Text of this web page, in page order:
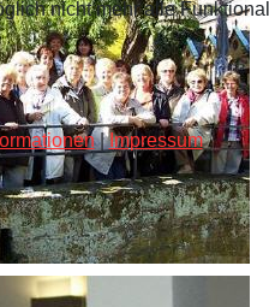
nicht mehr alle
|Impressum